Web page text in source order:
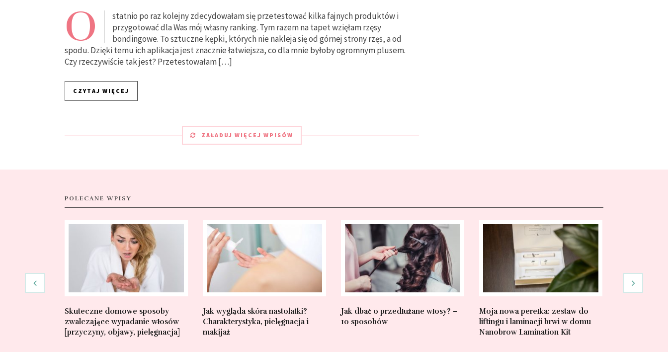
O
statnio po raz kolejny zdecydowałam się przetestować kilka fajnych produktów i
przygotować dla Was mój własny ranking. Tym razem na tapet wzięłam rzęsy
bondingowe. To sztuczne kępki, których nie nakleja się od górnej strony rzęs, a od
spodu. Dzięki temu ich aplikacja jest znacznie łatwiejsza, co dla mnie byłoby ogromnym plusem.
Czy rzeczywiście tak jest? Przetestowałam […]
CZYTAJ WIĘCEJ
ZAŁADUJ WIĘCEJ WPISÓW
POLECANE WPISY
Skuteczne domowe sposoby
zwalczające wypadanie włosów
[przyczyny, objawy, pielęgnacja]
Jak wygląda skóra nastolatki?
Charakterystyka, pielęgnacja i
makijaż
Jak dbać o przedłużane włosy? –
10 sposobów
Moja nowa perełka: zestaw do
liftingu i laminacji brwi w domu
Nanobrow Lamination Kit